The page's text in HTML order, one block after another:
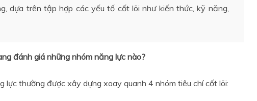
dựa trên tập hợp các yếu tố cốt lõi như kiến thức, kỹ năng,
đánh giá những nhóm năng lực nào?
lực thường được xây dựng xoay quanh 4 nhóm tiêu chí cốt lõi: